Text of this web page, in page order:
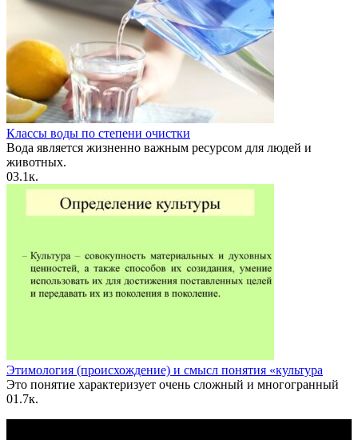
Классы воды по степени очистки
Вода является жизненно важным ресурсом для людей и
животных.
03.1к.
Этимология (происхождение) и смысл понятия «культура
Это понятие характе­ризует очень сложный и многогранный
01.7к.